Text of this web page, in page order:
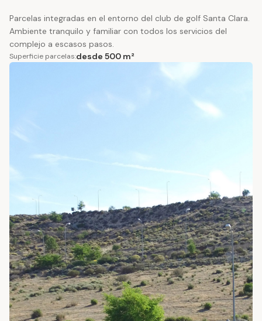
Parcelas integradas en el entorno del club de golf Santa Clara.
Ambiente tranquilo y familiar con todos los servicios del
complejo a escasos pasos.
Superficie parcelas:desde 500 m²